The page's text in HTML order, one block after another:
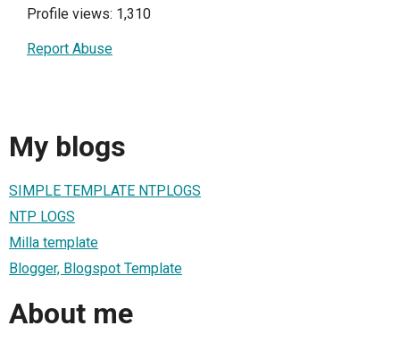
Profile views: 1,310
Report Abuse
My blogs
SIMPLE TEMPLATE NTPLOGS
NTP LOGS
Milla template
Blogger, Blogspot Template
About me